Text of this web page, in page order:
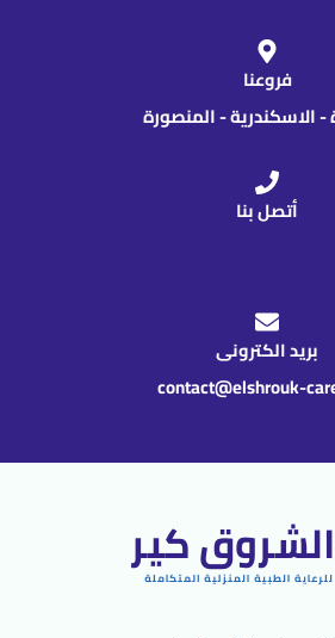
فروعنا
- الاسكندرية - المنصورة
أتصل بنا
بريد الكترونى
contact@elshrouk-